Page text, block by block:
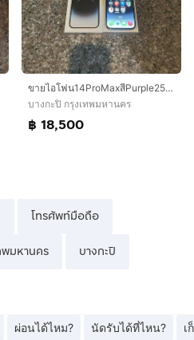
ขายไอโฟน14ProMaxสีPurple256กิ๊กสูนTrueมีกล่องใช้งานดีสวยๆถูกมากก
บางกะปิ กรุงเทพมหานคร
฿ 18,500
โทรศัพท์มือถือ
พมหานคร บางกะปิ
ผ่อนได้ไหม? นัดรับได้ที่ไหน? เ